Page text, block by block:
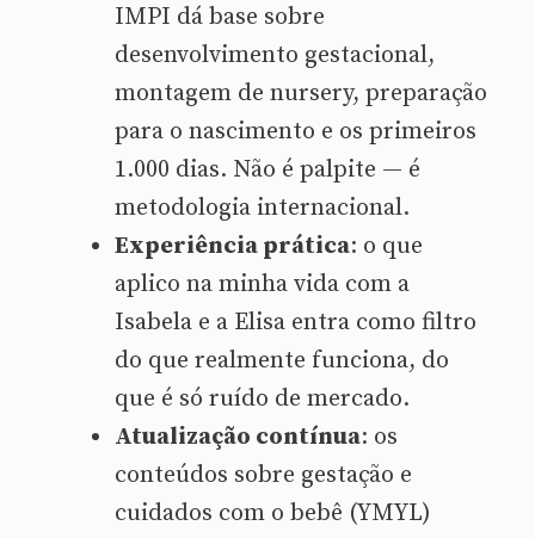
IMPI dá base sobre
desenvolvimento gestacional,
montagem de nursery, preparação
para o nascimento e os primeiros
1.000 dias. Não é palpite — é
metodologia internacional.
Experiência prática: o que
aplico na minha vida com a
Isabela e a Elisa entra como filtro
do que realmente funciona, do
que é só ruído de mercado.
Atualização contínua: os
conteúdos sobre gestação e
cuidados com o bebê (YMYL)